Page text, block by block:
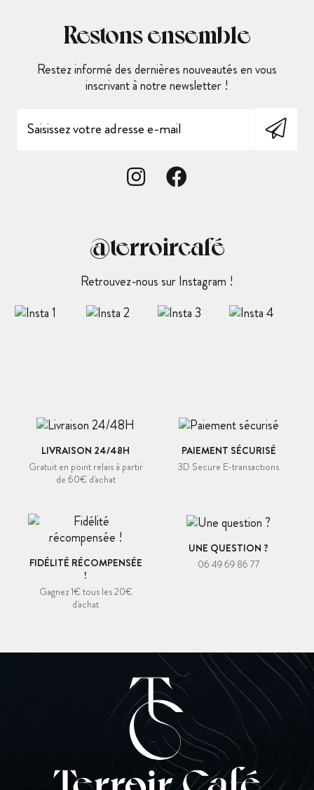
Restons ensemble
Restez informé des dernières nouveautés en vous
inscrivant à notre newsletter !
@terroircafé
Retrouvez-nous sur Instagram !
LIVRAISON 24/48H
Gratuit en point relais à partir
de 60€ d'achat
PAIEMENT SÉCURISÉ
3D Secure E-transactions
FIDÉLITÉ RÉCOMPENSÉE
!
Gagnez 1€ tous les 20€
d'achat
UNE QUESTION ?
06 49 69 86 77